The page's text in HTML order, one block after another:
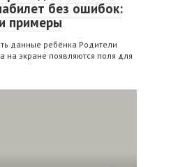
без ошибок:
примеры
данные ребёнка Родители
на экране появляются поля для